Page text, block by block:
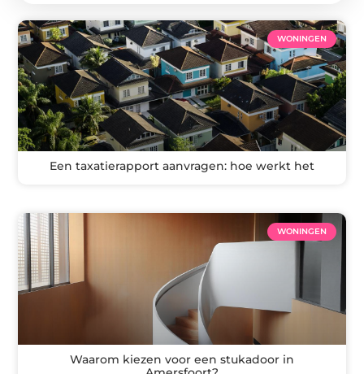
WONINGEN
Een taxatierapport aanvragen: hoe werkt het
WONINGEN
Waarom kiezen voor een stukadoor in